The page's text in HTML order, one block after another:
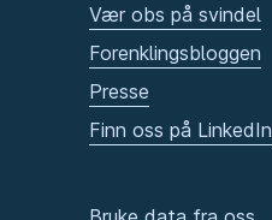
Vær obs på svindel
Forenklingsbloggen
Presse
Finn oss på LinkedIn